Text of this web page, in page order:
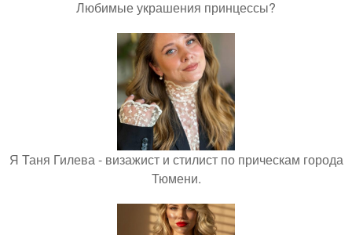
Любимые украшения принцессы?
Я Таня Гилева - визажист и стилист по прическам города
Тюмени.